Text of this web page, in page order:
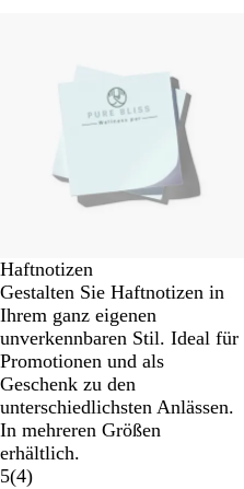
Haftnotizen
Gestalten Sie Haftnotizen in
Ihrem ganz eigenen
unverkennbaren Stil. Ideal für
Promotionen und als
Geschenk zu den
unterschiedlichsten Anlässen.
In mehreren Größen
erhältlich.
5(4)